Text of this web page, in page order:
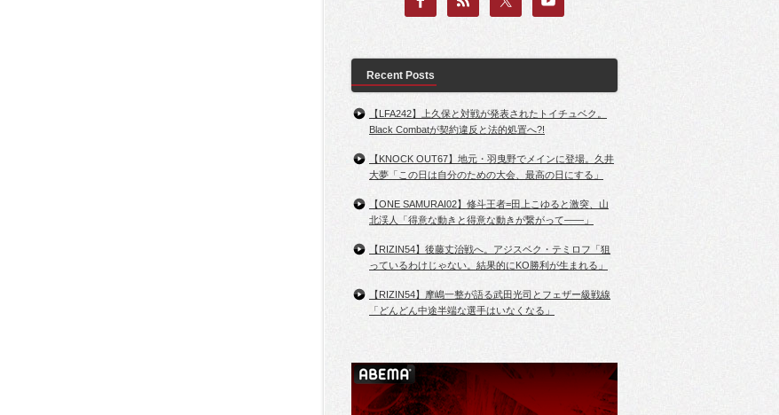
Recent Posts
【LFA242】上久保と対戦が発表されたトイチュベク。
Black Combatが契約違反と法的処置へ?!
【KNOCK OUT67】地元・羽曳野でメインに登場。久井
大夢「この日は自分のための大会、最高の日にする」
【ONE SAMURAI02】修斗王者=田上こゆると激突、山
北渓人「得意な動きと得意な動きが繋がって――」
【RIZIN54】後藤丈治戦へ。アジスベク・テミロフ「狙
っているわけじゃない。結果的にKO勝利が生まれる」
【RIZIN54】摩嶋一整が語る武田光司とフェザー級戦線
「どんどん中途半端な選手はいなくなる」